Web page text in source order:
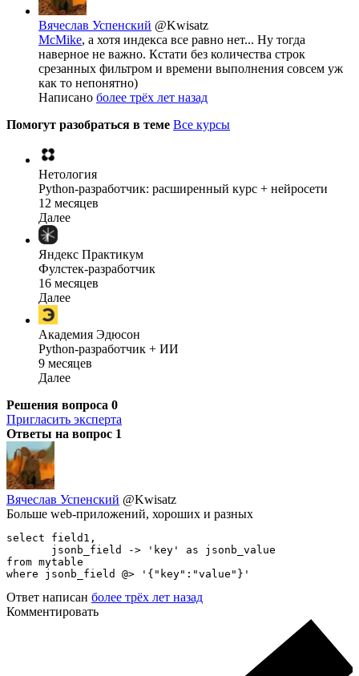
Вячеслав Успенский @Kwisatz
McMike, а хотя индекса все равно нет... Ну тогда
наверное не важно. Кстати без количества строк
срезанных фильтром и времени выполнения совсем уж
как то непонятно)
Написано более трёх лет назад
Помогут разобраться в теме Все курсы
Нетология
Python-разработчик: расширенный курс + нейросети
12 месяцев
Далее
Яндекс Практикум
Фулстек-разработчик
16 месяцев
Далее
Академия Эдюсон
Python-разработчик + ИИ
9 месяцев
Далее
Решения вопроса 0
Пригласить эксперта
Ответы на вопрос 1
Вячеслав Успенский @Kwisatz
Больше web-приложений, хороших и разных
select field1,
       jsonb_field -> 'key' as jsonb_value
from mytable
where jsonb_field @> '{"key":"value"}'
Ответ написан более трёх лет назад
Комментировать